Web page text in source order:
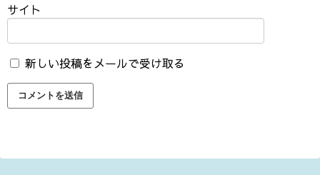
サイト
新しい投稿をメールで受け取る